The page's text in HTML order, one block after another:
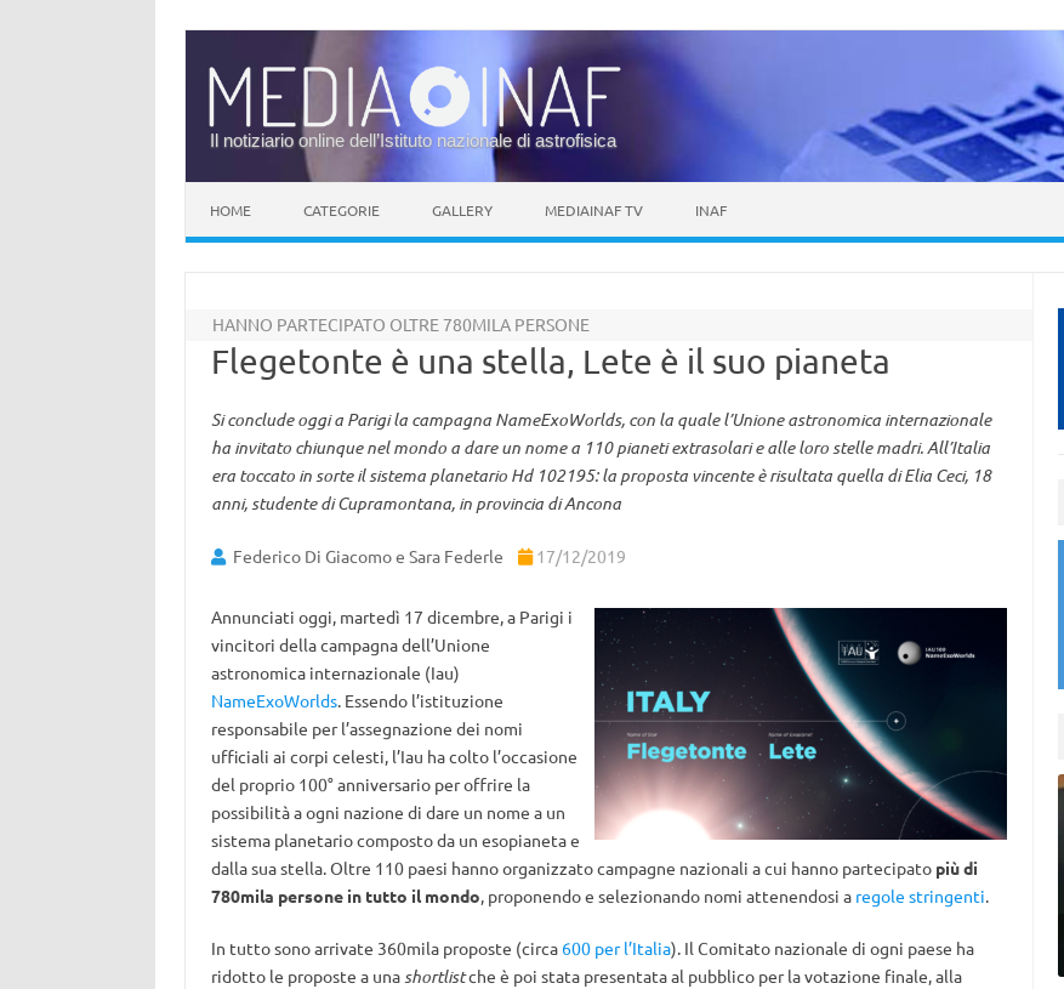
Il notiziario online dell’Istituto nazionale di astrofisica
HOME CATEGORIE GALLERY MEDIAINAF TV INAF
HANNO PARTECIPATO OLTRE 780MILA PERSONE
Flegetonte è una stella, Lete è il suo pianeta
Si conclude oggi a Parigi la campagna NameExoWorlds, con la quale l’Unione astronomica internazionale
ha invitato chiunque nel mondo a dare un nome a 110 pianeti extrasolari e alle loro stelle madri. All’Italia
era toccato in sorte il sistema planetario Hd 102195: la proposta vincente è risultata quella di Elia Ceci, 18
anni, studente di Cupramontana, in provincia di Ancona
Federico Di Giacomo e Sara Federle 17/12/2019
Annunciati oggi, martedì 17 dicembre, a Parigi i
vincitori della campagna dell’Unione
astronomica internazionale (Iau)
NameExoWorlds. Essendo l’istituzione
responsabile per l’assegnazione dei nomi
ufficiali ai corpi celesti, l’Iau ha colto l’occasione
del proprio 100° anniversario per offrire la
possibilità a ogni nazione di dare un nome a un
sistema planetario composto da un esopianeta e
dalla sua stella. Oltre 110 paesi hanno organizzato campagne nazionali a cui hanno partecipato più di
780mila persone in tutto il mondo, proponendo e selezionando nomi attenendosi a regole stringenti.
In tutto sono arrivate 360mila proposte (circa 600 per l’Italia). Il Comitato nazionale di ogni paese ha
ridotto le proposte a unashortlistche è poi stata presentata al pubblico per la votazione finale, alla